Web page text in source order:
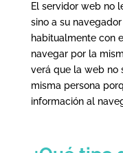
El servidor web no
sino a su
habitualmente con
navegar por la
verá que la web no
misma persona
información al